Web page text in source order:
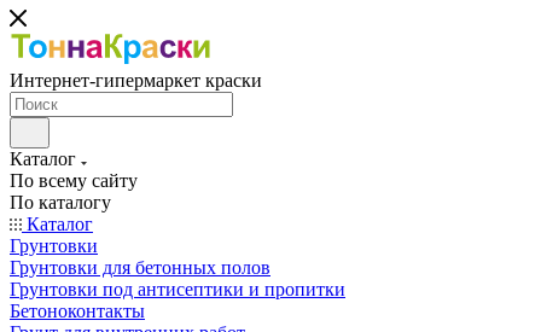
Интернет-гипермаркет краски
Каталог
По всему сайту
По каталогу
Каталог
Грунтовки
Грунтовки для бетонных полов
Грунтовки под антисептики и пропитки
Бетоноконтакты